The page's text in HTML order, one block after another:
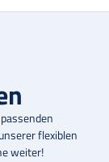
flexiblen
weiter!